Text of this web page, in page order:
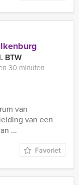
BTW
30 minuten
van
van een
...
Favoriet